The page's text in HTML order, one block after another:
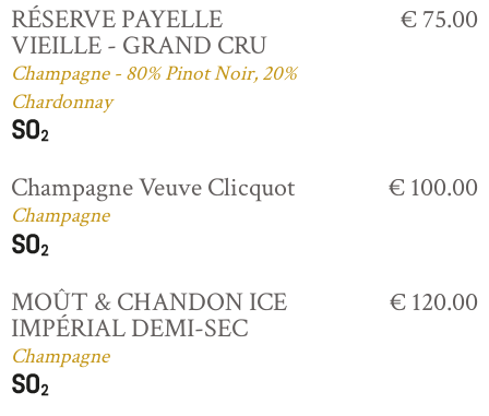
RÉSERVE PAYELLE
VIEILLE - GRAND CRU
Champagne - 80% Pinot Noir, 20%
Chardonnay
€ 75.00
Champagne Veuve Clicquot
Champagne
€ 100.00
MOÛT & CHANDON ICE
IMPÉRIAL DEMI-SEC
Champagne
€ 120.00